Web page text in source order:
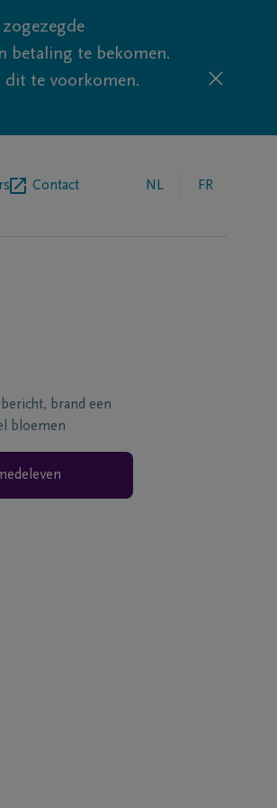
betaling te bekomen.
dit te voorkomen.
Contact NL FR
brand een
bloemen